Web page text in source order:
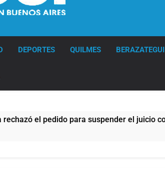
DEPORTES QUILMES BERAZATEGUI
el juicio contra Pity Alvarez